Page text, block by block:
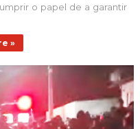
o papel de a garantir
»